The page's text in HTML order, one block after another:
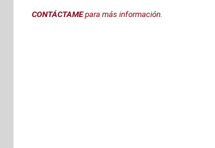
CONTÁCTAMEpara más información.